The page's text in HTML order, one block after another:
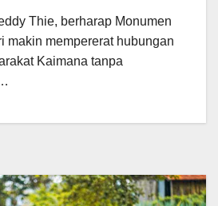
Thie, berharap Monumen
makin mempererat hubungan
Kaimana tanpa